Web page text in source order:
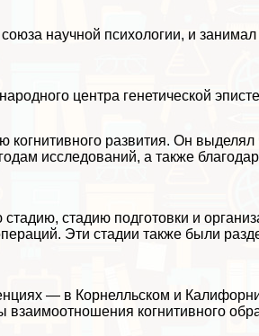
научной психологии, и занимал
центра генетической
когнитивного развития. Он выделял
исследований, а также
стадию подготовки и
Эти стадии также были
— в Корнелльском и
когнитивного